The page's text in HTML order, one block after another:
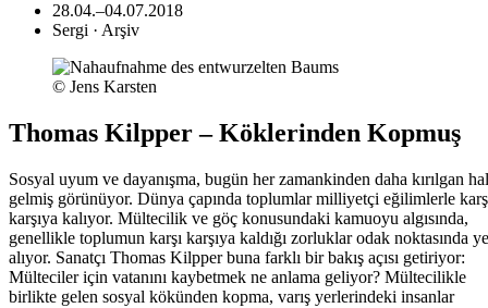
28.04.–04.07.2018
Sergi · Arşiv
© Jens Karsten
Thomas Kilpper – Köklerinden Kopmuş
Sosyal uyum ve dayanışma, bugün her zamankinden daha kırılgan
gelmiş görünüyor. Dünya çapında toplumlar milliyetçi eğilimlerle
karşıya kalıyor. Mültecilik ve göç konusundaki kamuoyu algısında,
genellikle toplumun karşı karşıya kaldığı zorluklar odak noktasında
alıyor. Sanatçı Thomas Kilpper buna farklı bir bakış açısı getiriyor:
Mülteciler için vatanını kaybetmek ne anlama geliyor? Mültecilikle
birlikte gelen sosyal kökünden kopma, varış yerlerindeki insanlar